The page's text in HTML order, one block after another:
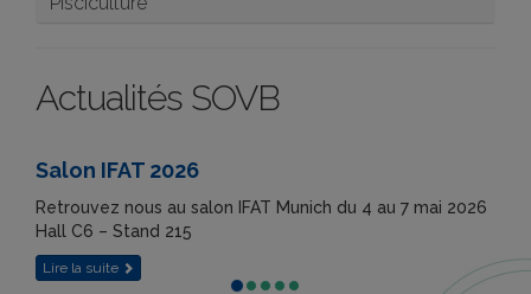
Actualités SOVB
Salon IFAT 2026
Retrouvez nous au salon IFAT Munich du 4 au 7 mai 2026
Hall C6 – Stand 215
Lire la suite